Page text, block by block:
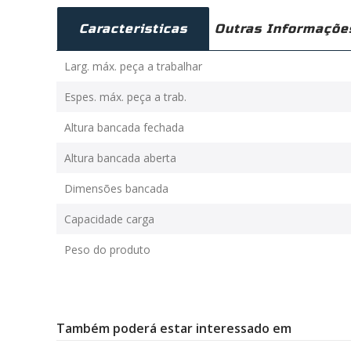
Caracteristicas Outras
Larg. máx. peça a trabalhar
Espes. máx. peça a trab.
Altura bancada fechada
Altura bancada aberta
Dimensões bancada
Capacidade carga
Peso do produto
Também poderá estar interessado em